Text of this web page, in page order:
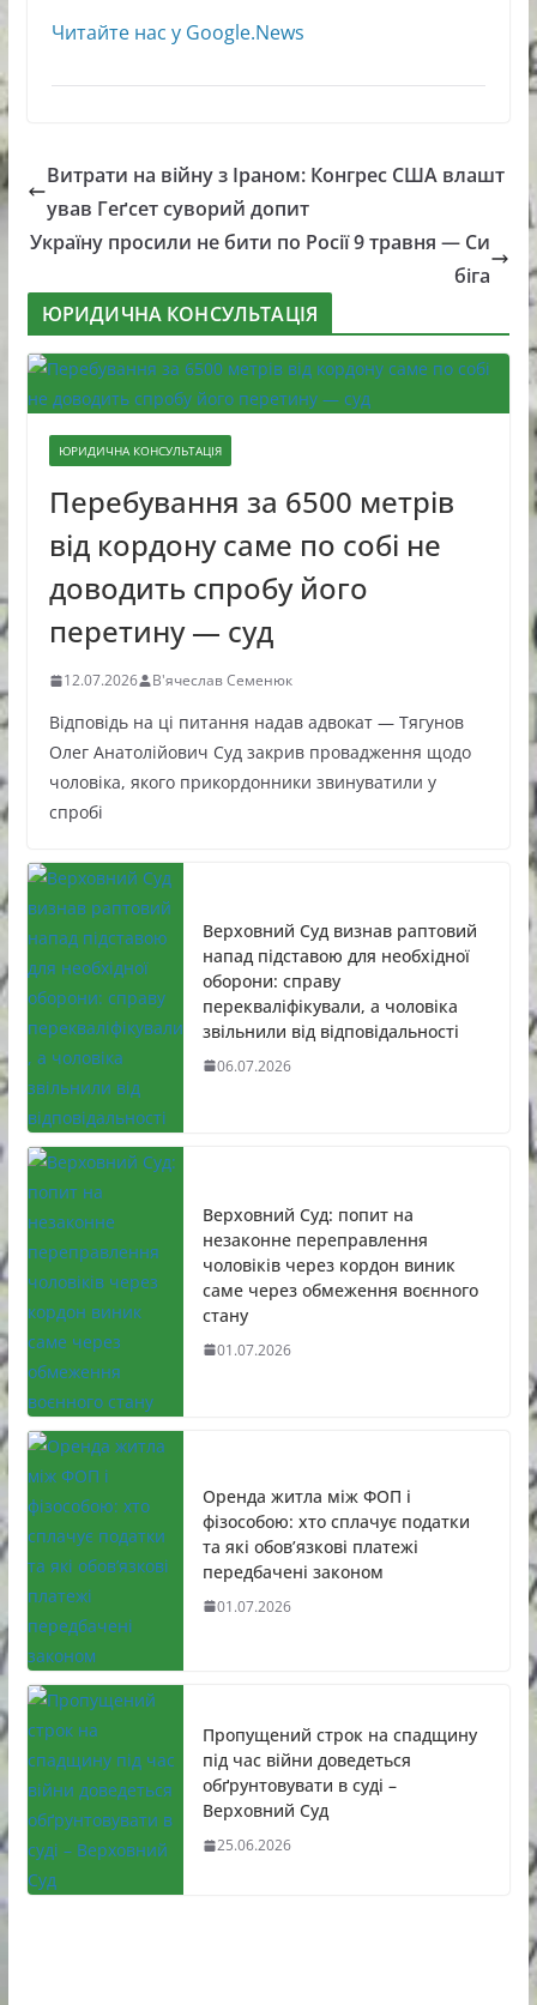
Читайте нас у Google.News
Витрати на війну з Іраном: Конгрес США влашт
ував Геґсет суворий допит
Україну просили не бити по Росії 9 травня — Си
біга
ЮРИДИЧНА КОНСУЛЬТАЦІЯ
ЮРИДИЧНА КОНСУЛЬТАЦІЯ
Перебування за 6500 метрів
від кордону саме по собі не
доводить спробу його
перетину — суд
12.07.2026 В'ячеслав Семенюк
Відповідь на ці питання надав адвокат — Тягунов
Олег Анатолійович Суд закрив провадження щодо
чоловіка, якого прикордонники звинуватили у
спробі
Верховний Суд визнав раптовий
напад підставою для необхідної
оборони: справу
перекваліфікували, а чоловіка
звільнили від відповідальності
06.07.2026
Верховний Суд: попит на
незаконне переправлення
чоловіків через кордон виник
саме через обмеження воєнного
стану
01.07.2026
Оренда житла між ФОП і
фізособою: хто сплачує податки
та які обов’язкові платежі
передбачені законом
01.07.2026
Пропущений строк на спадщину
під час війни доведеться
обґрунтовувати в суді –
Верховний Суд
25.06.2026